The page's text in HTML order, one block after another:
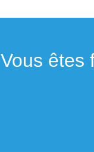
Vous êtes